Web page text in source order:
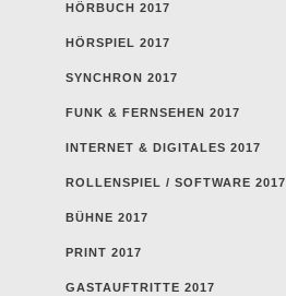
HÖRBUCH 2017
HÖRSPIEL 2017
SYNCHRON 2017
FUNK & FERNSEHEN 2017
INTERNET & DIGITALES 2017
ROLLENSPIEL / SOFTWARE 2017
BÜHNE 2017
PRINT 2017
GASTAUFTRITTE 2017